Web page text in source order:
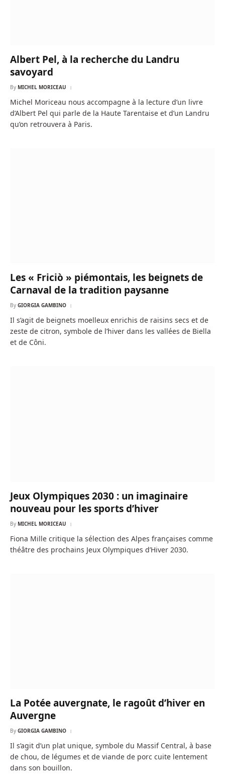
Albert Pel, à la recherche du Landru
savoyard
By MICHEL MORICEAU
Michel Moriceau nous accompagne à la lecture d’un livre
d’Albert Pel qui parle de la Haute Tarentaise et d’un Landru
qu’on retrouvera à Paris.
Les « Friciò » piémontais, les beignets de
Carnaval de la tradition paysanne
By GIORGIA GAMBINO
Il s’agit de beignets moelleux enrichis de raisins secs et de
zeste de citron, symbole de l’hiver dans les vallées de Biella
et de Côni.
Jeux Olympiques 2030 : un imaginaire
nouveau pour les sports d’hiver
By MICHEL MORICEAU
Fiona Mille critique la sélection des Alpes françaises comme
théâtre des prochains Jeux Olympiques d’Hiver 2030.
La Potée auvergnate, le ragoût d’hiver en
Auvergne
By GIORGIA GAMBINO
Il s’agit d’un plat unique, symbole du Massif Central, à base
de chou, de légumes et de viande de porc cuite lentement
dans son bouillon.